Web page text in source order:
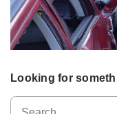
Looking for